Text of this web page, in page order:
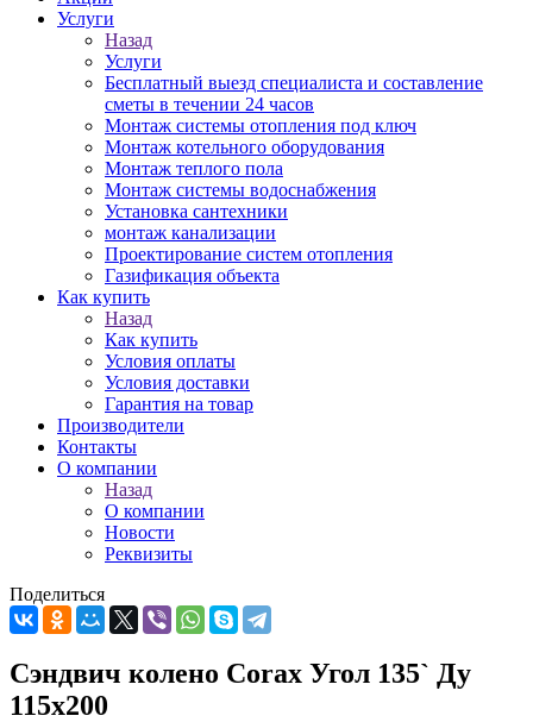
Услуги
Назад
Услуги
Бесплатный выезд специалиста и составление
сметы в течении 24 часов
Монтаж системы отопления под ключ
Монтаж котельного оборудования
Монтаж теплого пола
Монтаж системы водоснабжения
Установка сантехники
монтаж канализации
Проектирование систем отопления
Газификация объекта
Как купить
Назад
Как купить
Условия оплаты
Условия доставки
Гарантия на товар
Производители
Контакты
О компании
Назад
О компании
Новости
Реквизиты
Поделиться
Сэндвич колено Corax Угол 135` Ду
115х200